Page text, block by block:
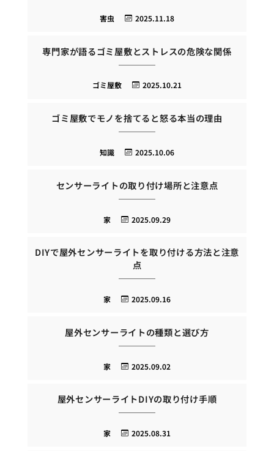
2025.11.18
害虫
専門家が語るゴミ屋敷とストレスの危険な関係
2025.10.21
ゴミ屋敷
ゴミ屋敷でモノを捨てると怒る本当の理由
2025.10.06
知識
センサーライトの取り付け場所と注意点
2025.09.29
家
DIYで屋外センサーライトを取り付ける方法と注意
点
2025.09.16
家
屋外センサーライトの種類と選び方
2025.09.02
家
屋外センサーライトDIYの取り付け手順
2025.08.31
家